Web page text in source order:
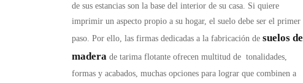
de sus estancias son la base del interior de su casa. Si quiere
imprimir un aspecto propio a su hogar, el suelo debe ser el primer
paso. Por ello, las firmas dedicadas a la fabricación de suelos de
madera de tarima flotante ofrecen multitud de tonalidades,
formas y acabados, muchas opciones para lograr que combinen a